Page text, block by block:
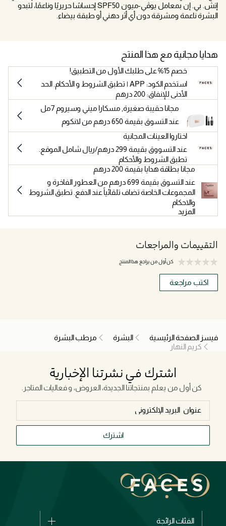
إتش. بي. إن بمعامل يوڤي-ميون SPF50 إحساسًا حريريًا وناعمًا، لتبدو
البشرة ناعمة ومشرقة دون أي أثر دهني أو طبقة بيضاء.
هدايا مجانية مع هذا المنتج
خصم 15% على طلبك الأول من التطبيق!
استخدم الكود: APP | تطبق الشروط و الأحكام. الحد
الأدنى للإنفاق: 200 درهم
مجانا حقيبة صغيرة, مسكارا ميني وسيروم 7مل
عند التسوق بقيمة 650 درهم من لانكوم
اختاروا العينات المجانية
عند التسووق بقيمة 299 درهم/ريال شامل الموقع.
تطبق الشروط والأحكام
مجانا بطاقة هدايا بقيمة 200 درهم
عند التسوق بقيمة 699 درهم من العطور الفاخرة و
المجموعات الخاصة تضاف تلقائياً عند الدفع. تطبق الشروط
والاحكام
المزيد
التقييمات والمراجعات
كن أول من يراجع هذا المنتج
اكتب مراجعة
فيسز الصفحة الرئيسية البشرة
مرطب البشرة
كريم النهار
اشترك في نشرتنا الإخبارية
كن أول من يعلم بمنتجاتنا الجديدة، العروض، و فعاليات المتاجر.
اشترك
الفئات الرائجة